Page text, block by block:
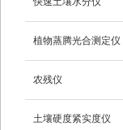
植物蒸腾光合测定仪
农残仪
土壤硬度紧实度仪